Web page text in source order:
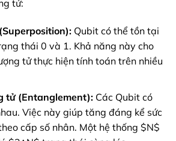
tử:
Qubit có thể tồn tại
thái 0 và 1. Khả năng này cho
tử thực hiện tính toán trên nhiều
tử (Entanglement):Các Qubit có
Việc này giúp tăng đáng kể sức
cấp số nhân. Một hệ thống $N$